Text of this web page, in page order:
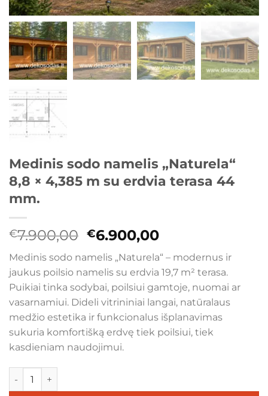
Medinis sodo namelis „Naturela“
8,8 × 4,385 m su erdvia terasa 44
mm.
€7.900,00 Original
price
was:
€7.900,00.
€6.900,00Current
price
is:
€6.900,00.
Medinis sodo namelis „Naturela“ – modernus ir
jaukus poilsio namelis su erdvia 19,7 m² terasa.
Puikiai tinka sodybai, poilsiui gamtoje, nuomai ar
vasarnamiui. Dideli vitrininiai langai, natūralaus
medžio estetika ir funkcionalus išplanavimas
sukuria komfortišką erdvę tiek poilsiui, tiek
kasdieniam naudojimui.
produkto kiekis: Medinis sodo namelis „Naturela“ 8,8 ×